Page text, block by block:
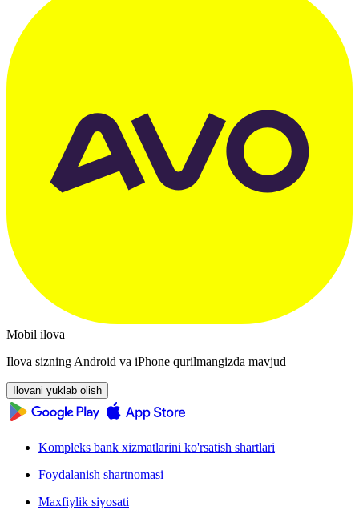
Mobil ilova
Ilova sizning Android va iPhone qurilmangizda mavjud
Ilovani yuklab olish
Kompleks bank xizmatlarini ko'rsatish shartlari
Foydalanish shartnomasi
Maxfiylik siyosati